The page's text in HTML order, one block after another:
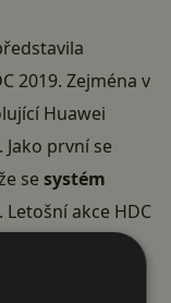
2019. Zejména v
Huawei
první se
sesystém
. Letošní akce HDC
i bližší
mobily.